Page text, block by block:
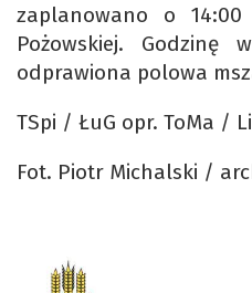
zaplanowano o
Pożowskiej. Godzinę
odprawiona polowa
TSpi / ŁuG opr. ToMa /
Fot. Piotr Michalski /